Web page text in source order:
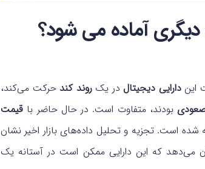
ایندارایی دیجیتالدر یکروند کندحرکت می‌کند،
صعودیبودند، متفاوت است. در حال حاضر با قیمت
است. تجزیه و تحلیل داده‌های بازار اخیر نشان
که این دارایی ممکن است در آستانه یک